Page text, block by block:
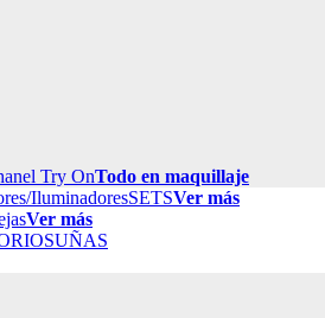
Try OnTodo en maquillaje
IluminadoresSETSVer más
Ver más
UÑAS